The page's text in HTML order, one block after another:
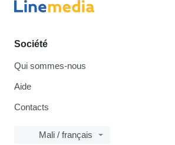
Société
Qui sommes-nous
Aide
Contacts
Mali / français